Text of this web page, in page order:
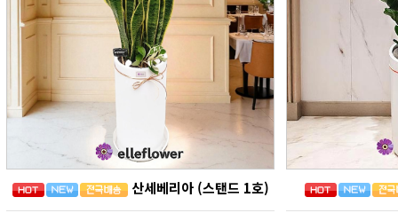
산세베리아 (스탠드 1호)